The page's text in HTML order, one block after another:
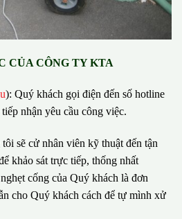
CỦA CÔNG TY KTA
): Quý khách gọi điện đến số hotline
nhận yêu cầu công việc.
sẽ cử nhân viên kỹ thuật đến tận
khảo sát trực tiếp, thống nhất
cống của Quý khách là đơn
cho Quý khách cách để tự mình xử